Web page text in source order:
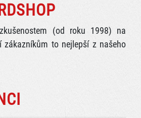
(od roku 1998) na
zákazníkům to nejlepší z našeho